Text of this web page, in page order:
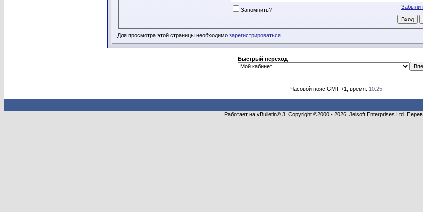
Забыли
Запомнить?
Для просмотра этой страницы необходимо зарегистрироваться.
Быстрый переход
Часовой пояс GMT +1, время: 10:25.
Работает на vBulletin® 3. Copyright ©2000 - 2026, Jelsoft Enterprises Ltd.